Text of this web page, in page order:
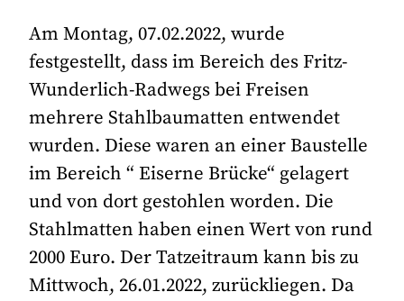
Am Montag, 07.02.2022, wurde
festgestellt, dass im Bereich des Fritz-
Wunderlich-Radwegs bei Freisen
mehrere Stahlbaumatten entwendet
wurden. Diese waren an einer Baustelle
im Bereich “ Eiserne Brücke“ gelagert
und von dort gestohlen worden. Die
Stahlmatten haben einen Wert von rund
2000 Euro. Der Tatzeitraum kann bis zu
Mittwoch, 26.01.2022, zurückliegen. Da